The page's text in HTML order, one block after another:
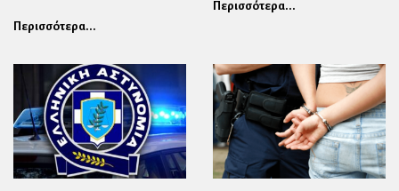
Περισσότερα...
Περισσότερα...